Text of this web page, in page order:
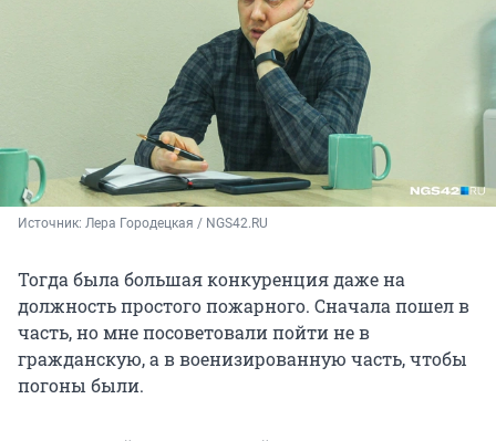
Источник: Лера Городецкая / NGS42.RU
Тогда была большая конкуренция даже на
должность простого пожарного. Сначала пошел в
часть, но мне посоветовали пойти не в
гражданскую, а в военизированную часть, чтобы
погоны были.